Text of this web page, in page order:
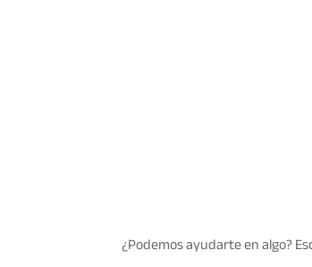
¿Podemos ayudarte en algo?